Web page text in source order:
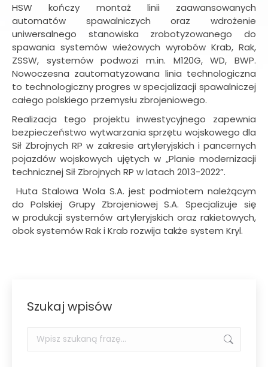
HSW kończy montaż linii zaawansowanych
automatów spawalniczych oraz wdrożenie
uniwersalnego stanowiska zrobotyzowanego do
spawania systemów wieżowych wyrobów Krab, Rak,
ZSSW, systemów podwozi m.in. M120G, WD, BWP.
Nowoczesna zautomatyzowana linia technologiczna
to technologiczny progres w specjalizacji spawalniczej
całego polskiego przemysłu zbrojeniowego.
Realizacja tego projektu inwestycyjnego zapewnia
bezpieczeństwo wytwarzania sprzętu wojskowego dla
Sił Zbrojnych RP w zakresie artyleryjskich i pancernych
pojazdów wojskowych ujętych w „Planie modernizacji
technicznej Sił Zbrojnych RP w latach 2013-2022”.
Huta Stalowa Wola S.A. jest podmiotem nale­żą­cym
do Polskiej Grupy Zbrojeniowej S.A. Specjalizuje się
w pro­duk­cji sys­te­mów arty­le­ryj­skich oraz rakie­to­wych,
obok sys­te­mów Rak i Krab roz­wi­ja także system Kryl.
Szukaj wpisów
Szukaj: